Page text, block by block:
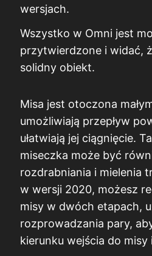
wersjach.
Wszystko w Omni jest
przytwierdzone i widać,
solidny obiekt.
Misa jest otoczona
umożliwiają przepływ
ułatwiają jej ciągnięcie.
miseczka może być
rozdrabniania i mielenia
w wersji 2020, możesz
misy w dwóch etapach,
rozprowadzania pary,
kierunku wejścia do misy